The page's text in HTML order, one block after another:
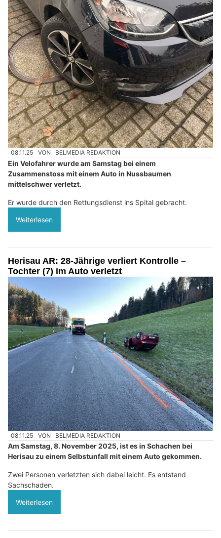
08.11.25 VON BELMEDIA REDAKTION
Ein Velofahrer wurde am Samstag bei einem
Zusammenstoss mit einem Auto in Nussbaumen
mittelschwer verletzt.
Er wurde durch den Rettungsdienst ins Spital gebracht.
Weiterlesen
Herisau AR: 28-Jährige verliert Kontrolle –
Tochter (7) im Auto verletzt
08.11.25 VON BELMEDIA REDAKTION
Am Samstag, 8. November 2025, ist es in Schachen bei
Herisau zu einem Selbstunfall mit einem Auto gekommen.
Zwei Personen verletzten sich dabei leicht. Es entstand
Sachschaden.
Weiterlesen